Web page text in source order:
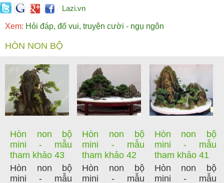
Lazi.vn
Xem: Hỏi đáp, đố vui, truyện cười - ngụ ngôn
HÒN NON BỘ
Hòn non bộ
mini - mẫu
tham khảo 43
Hòn non bộ
mini - mẫu
Hòn non bộ
mini - mẫu
tham khảo 42
Hòn non bộ
mini - mẫu
Hòn non bộ
mini - mẫu
tham khảo 41
Hòn non bộ
mini - mẫu